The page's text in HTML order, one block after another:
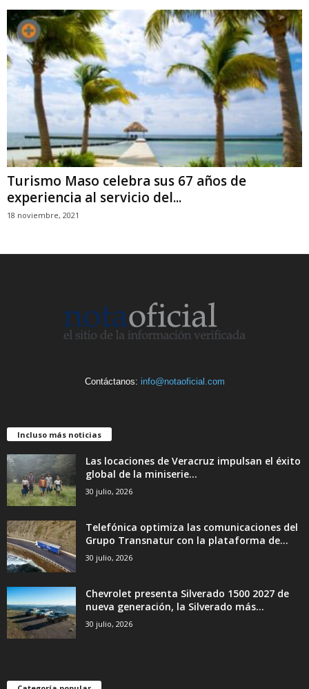
Turismo Maso celebra sus 67 años de
experiencia al servicio del...
18 noviembre, 2021
Contáctanos: info@notaoficial.com
Incluso más noticias
Las locaciones de Veracruz impulsan el éxito
global de la miniserie...
30 julio, 2026
Telefónica optimiza las comunicaciones del
Grupo Transnatur con la plataforma de...
30 julio, 2026
Chevrolet presenta Silverado 1500 2027 de
nueva generación, la Silverado más...
30 julio, 2026